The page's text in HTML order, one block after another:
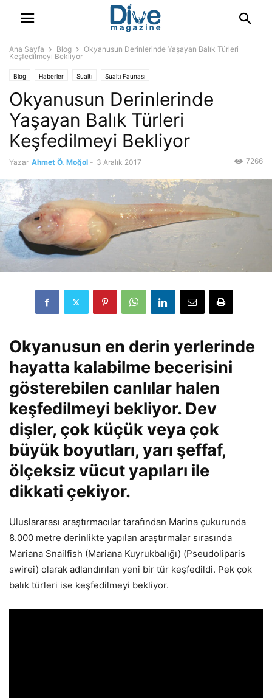
Ana Sayfa Blog
Okyanusun Derinlerinde Yaşayan Balık Türleri
Keşfedilmeyi Bekliyor
Blog Haberler Sualtı Sualtı Faunası
Okyanusun Derinlerinde
Yaşayan Balık Türleri
Keşfedilmeyi Bekliyor
Yazar Ahmet Ö. Moğol - 3 Aralık 2017 7266
Okyanusun en derin yerlerinde
hayatta kalabilme becerisini
gösterebilen canlılar halen
keşfedilmeyi bekliyor. Dev
dişler, çok küçük veya çok
büyük boyutları, yarı şeffaf,
ölçeksiz vücut yapıları ile
dikkati çekiyor.
Uluslararası araştırmacılar tarafından Marina çukurunda
8.000 metre derinlikte yapılan araştırmalar sırasında
Mariana Snailfish (Mariana Kuyrukbalığı) (Pseudoliparis
swirei) olarak adlandırılan yeni bir tür keşfedildi. Pek çok
balık türleri ise keşfedilmeyi bekliyor.